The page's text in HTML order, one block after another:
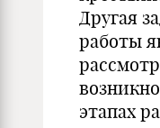
Другая
работы
этапах